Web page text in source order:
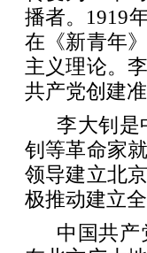
播者。1919
在《新青年
主义理论。
共产党创建
李大钊是
钊等革命家
领导建立北
极推动建立
中国共产